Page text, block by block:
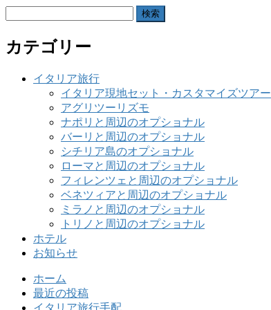
カテゴリー
イタリア旅行
イタリア現地セット・カスタマイズツアー
アグリツーリズモ
ナポリと周辺のオプショナル
バーリと周辺のオプショナル
シチリア島のオプショナル
ローマと周辺のオプショナル
フィレンツェと周辺のオプショナル
ベネツィアと周辺のオプショナル
ミラノと周辺のオプショナル
トリノと周辺のオプショナル
ホテル
お知らせ
ホーム
最近の投稿
イタリア旅行手配